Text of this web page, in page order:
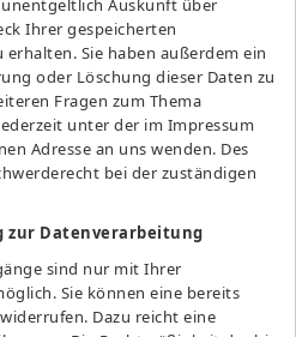
Auskunft über
Ihrer gespeicherten
Sie haben außerdem ein
oder Löschung dieser Daten zu
Fragen zum Thema
unter der im Impressum
Adresse an uns wenden. Des
bei der zuständigen
Datenverarbeitung
sind nur mit Ihrer
Sie können eine bereits
Dazu reicht eine